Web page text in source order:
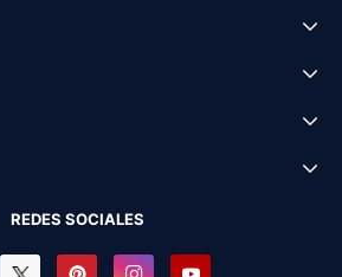
REDES SOCIALES